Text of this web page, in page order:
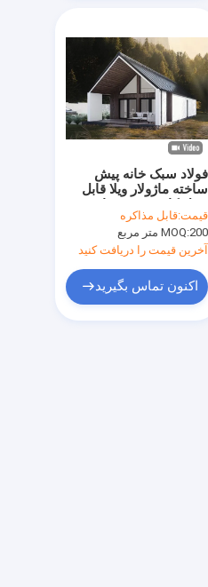
ساخته
فولاد سبک خانه پیش
ساخته ماژولار ویلا قابل
خانه در لهستان
قیمت:قابل مذاکره
MOQ:200 متر مربع
آخرین قیمت را دریافت کنید
اکنون تماس بگیرید